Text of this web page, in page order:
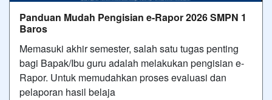
Panduan Mudah Pengisian e-Rapor 2026 SMPN 1
Baros
Memasuki akhir semester, salah satu tugas penting
bagi Bapak/Ibu guru adalah melakukan pengisian e-
Rapor. Untuk memudahkan proses evaluasi dan
pelaporan hasil belaja